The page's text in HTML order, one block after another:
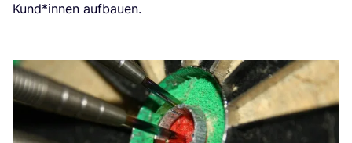
Kund*innen auf­bau­en.